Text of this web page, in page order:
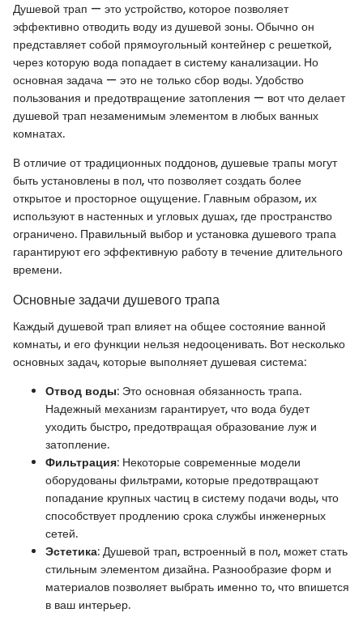
Душевой трап — это устройство, которое позволяет
эффективно отводить воду из душевой зоны. Обычно он
представляет собой прямоугольный контейнер с решеткой,
через которую вода попадает в систему канализации. Но
основная задача — это не только сбор воды. Удобство
пользования и предотвращение затопления — вот что делает
душевой трап незаменимым элементом в любых ванных
комнатах.
В отличие от традиционных поддонов, душевые трапы могут
быть установлены в пол, что позволяет создать более
открытое и просторное ощущение. Главным образом, их
используют в настенных и угловых душах, где пространство
ограничено. Правильный выбор и установка душевого трапа
гарантируют его эффективную работу в течение длительного
времени.
Основные задачи душевого трапа
Каждый душевой трап влияет на общее состояние ванной
комнаты, и его функции нельзя недооценивать. Вот несколько
основных задач, которые выполняет душевая система:
Отвод воды: Это основная обязанность трапа.
Надежный механизм гарантирует, что вода будет
уходить быстро, предотвращая образование луж и
затопление.
Фильтрация: Некоторые современные модели
оборудованы фильтрами, которые предотвращают
попадание крупных частиц в систему подачи воды, что
способствует продлению срока службы инженерных
сетей.
Эстетика: Душевой трап, встроенный в пол, может стать
стильным элементом дизайна. Разнообразие форм и
материалов позволяет выбрать именно то, что впишется
в ваш интерьер.